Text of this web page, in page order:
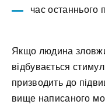
час останнього
Якщо людина
відбувається
призводить до
вище написаного